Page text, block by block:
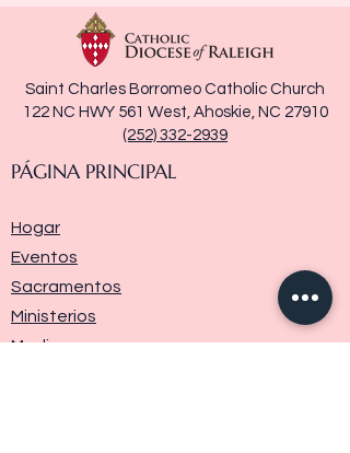
Saint Charles Borromeo Catholic Church
122 NC HWY 561 West, Ahoskie, NC 27910
(252) 332-2939
PÁGINA PRINCIPAL
Hogar
Eventos
Sacramentos
Ministerios
Media